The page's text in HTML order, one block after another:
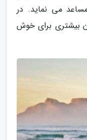
می نماید. در
بیشتری برای خوش